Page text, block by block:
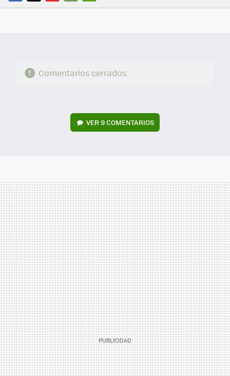
FACEBOOK
TWITTERFLIPBOARD
E-
WHATSAPP
Comentarios cerrados
VER9 COMENTARIOS